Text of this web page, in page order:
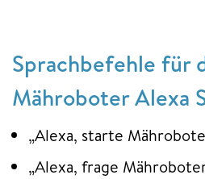
Sprachbefehle für
Mähroboter Alexa
„Alexa, starte
„Alexa, frage